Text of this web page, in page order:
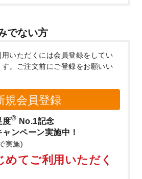
でない方
いただくには会員登録をしてい
。
ご注文前にご登録をお願いい
規会員登録
度® No.1記念
ンペーン実施中！
実施)
めてご利用いただく